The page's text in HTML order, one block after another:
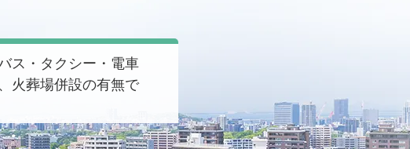
ス・タクシー・電車
火葬場併設の有無で